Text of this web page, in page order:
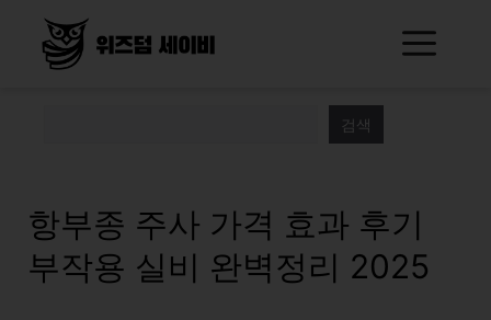
검색
항부종 주사 가격 효과 후기
부작용 실비 완벽정리 2025